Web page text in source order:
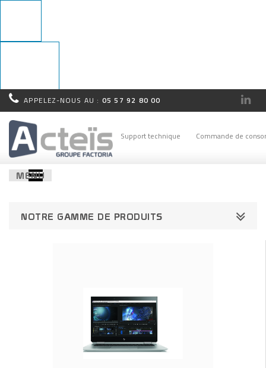
Rappel
immédiat !
APPELEZ-NOUS AU : 05 57 92 80 00
Support technique Commande de
MENU
NOTRE GAMME DE PRODUITS